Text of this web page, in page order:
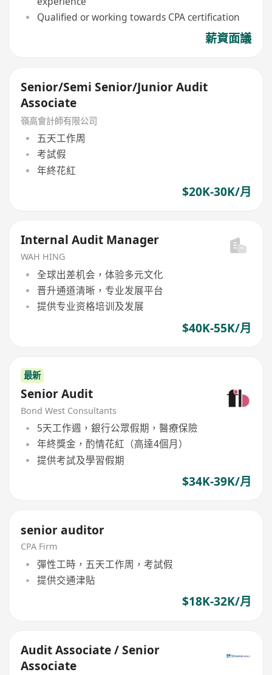
Qualified or working towards CPA certification
薪資面議
Senior/Semi Senior/Junior Audit
Associate
嶺高會計師有限公司
五天工作周
考試假
年終花紅
$20K-30K/月
Internal Audit Manager
WAH HING
全球出差机会，体验多元文化
晋升通道清晰，专业发展平台
提供专业资格培训及发展
$40K-55K/月
最新
Senior Audit
Bond West Consultants
5天工作週，銀行公眾假期，醫療保險
年終獎金，酌情花紅（高達4個月）
提供考試及學習假期
$34K-39K/月
senior auditor
CPA Firm
彈性工時，五天工作周，考試假
提供交通津貼
$18K-32K/月
Audit Associate / Senior
Associate